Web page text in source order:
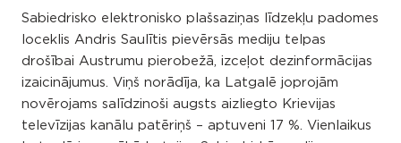
Sabiedrisko elektronisko plašsaziņas līdzekļu padomes
loceklis Andris Saulītis pievērsās mediju telpas
drošībai Austrumu pierobežā, izceļot dezinformācijas
izaicinājumus. Viņš norādīja, ka Latgalē joprojām
novērojams salīdzinoši augsts aizliegto Krievijas
televīzijas kanālu patēriņš – aptuveni 17 %. Vienlaikus